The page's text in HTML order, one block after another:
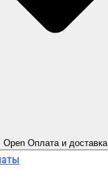
Open Оплата и доставка